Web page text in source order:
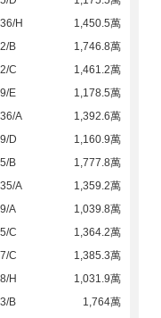
36/H
1,450.5萬
2/B
1,746.8萬
2/C
1,461.2萬
9/E
1,178.5萬
36/A
1,392.6萬
9/D
1,160.9萬
5/B
1,777.8萬
35/A
1,359.2萬
9/A
1,039.8萬
5/C
1,364.2萬
7/C
1,385.3萬
8/H
1,031.9萬
3/B
1,764萬